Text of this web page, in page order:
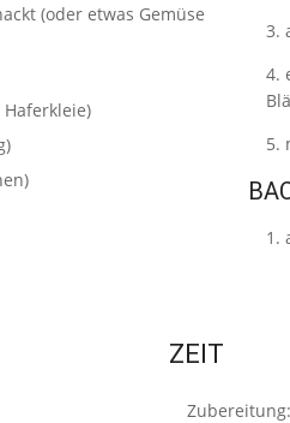
(oder etwas Gemüse
ZEIT
Zubereitung: